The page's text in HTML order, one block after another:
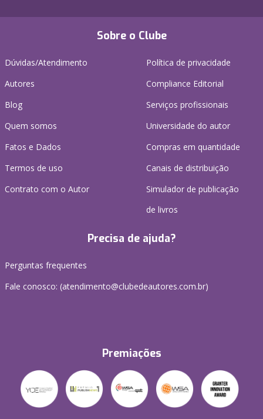
Sobre o Clube
Dúvidas/Atendimento
Autores
Blog
Quem somos
Fatos e Dados
Termos de uso
Contrato com o Autor
Política de privacidade
Compliance Editorial
Serviços profissionais
Universidade do autor
Compras em quantidade
Canais de distribuição
Simulador de publicação
de livros
Precisa de ajuda?
Perguntas frequentes
Fale conosco: (atendimento@clubedeautores.com.br)
Premiações